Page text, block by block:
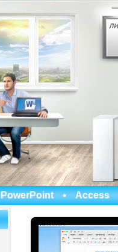
PowerPoint Access